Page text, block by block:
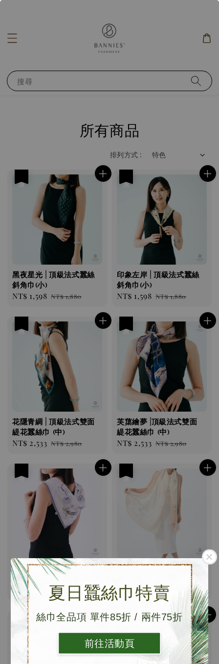
夏日蠶絲巾特賣
絲巾全品項 單件85折 / 兩件75折
前往活動頁
搜尋
所有商品
排列方式 :
黑夜星光 | 頂級法式蠶絲
斜角巾(小)
Sale
NT$ 1,598 Regular
NT$ 1,880
印象左岸 | 頂級法式蠶絲
斜角巾(小)
Sale
NT$ 1,598 Regular
NT$ 1,880
花隱青綢 | 頂級法式雙面
緹花蠶絲巾 (中)
Sale
NT$ 2,533 Regular
NT$ 2,980
芙蕖繪夢 |頂級法式雙面
緹花蠶絲巾 (中)
Sale
NT$ 2,533 Regular
NT$ 2,980
丁香紫 | 頂級法式蠶絲方
巾(小)
Sale
price
NT$ 1,428
Regular
price
NT$ 1,680
粉杏畫境｜繽紛印花戒指
Sale
price
NT$ 3,980 Regular
price
NT$ 6,980